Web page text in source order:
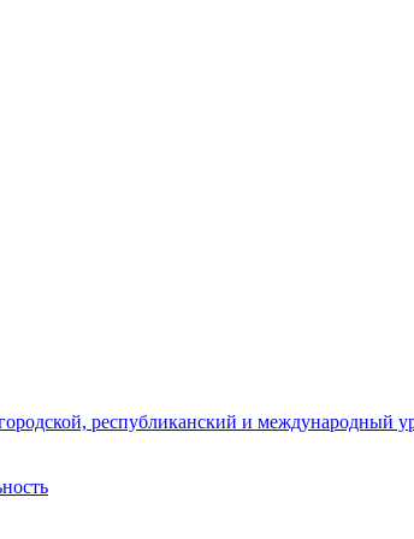
республиканский и международный